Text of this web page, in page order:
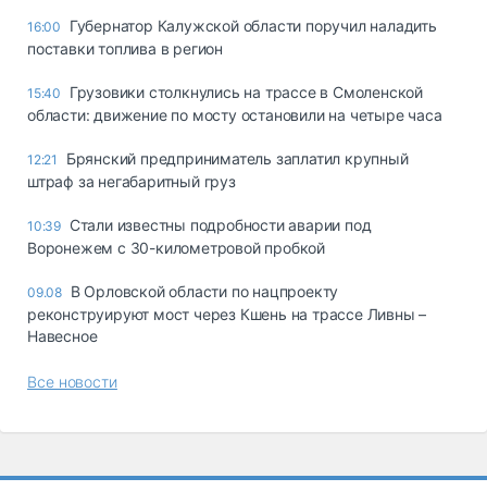
16:00
Губернатор Калужской области поручил наладить
поставки топлива в регион
15:40
Грузовики столкнулись на трассе в Смоленской
области: движение по мосту остановили на четыре часа
12:21
Брянский предприниматель заплатил крупный
штраф за негабаритный груз
10:39 Стали известны подробности аварии под
Воронежем с 30-километровой пробкой
09.08 В Орловской области по нацпроекту
реконструируют мост через Кшень на трассе Ливны –
Навесное
Все новости